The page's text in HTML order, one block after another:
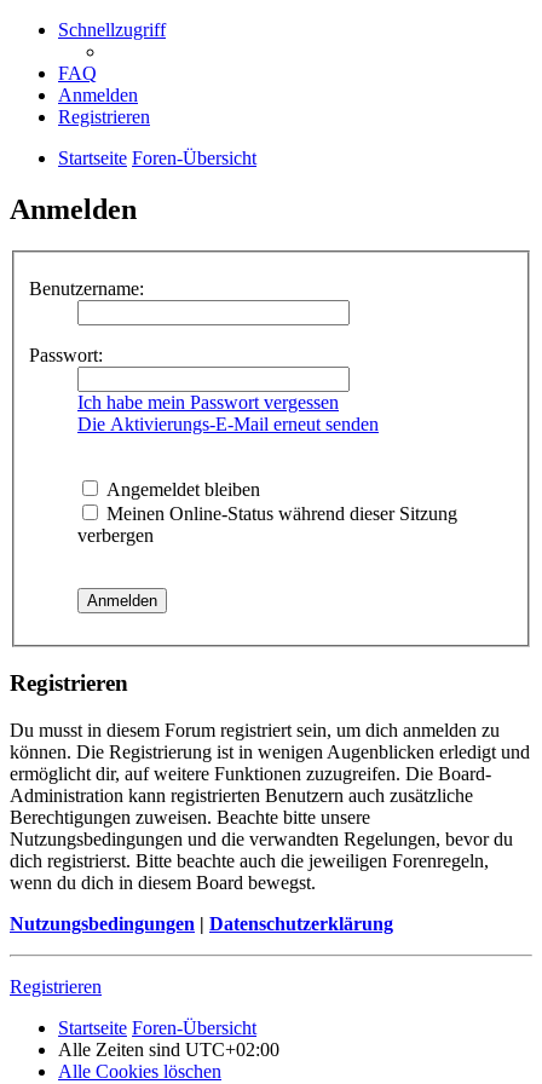
Schnellzugriff
FAQ
Anmelden
Registrieren
Startseite Foren-Übersicht
Anmelden
Benutzername:
Passwort:
Ich habe mein Passwort vergessen
Die Aktivierungs-E-Mail erneut senden
Angemeldet bleiben
Meinen Online-Status während dieser Sitzung
verbergen
Registrieren
Du musst in diesem Forum registriert sein, um dich anmelden zu
können. Die Registrierung ist in wenigen Augenblicken erledigt und
ermöglicht dir, auf weitere Funktionen zuzugreifen. Die Board-
Administration kann registrierten Benutzern auch zusätzliche
Berechtigungen zuweisen. Beachte bitte unsere
Nutzungsbedingungen und die verwandten Regelungen, bevor du
dich registrierst. Bitte beachte auch die jeweiligen Forenregeln,
wenn du dich in diesem Board bewegst.
Nutzungsbedingungen | Datenschutzerklärung
Registrieren
Startseite Foren-Übersicht
Alle Zeiten sind UTC+02:00
Alle Cookies löschen